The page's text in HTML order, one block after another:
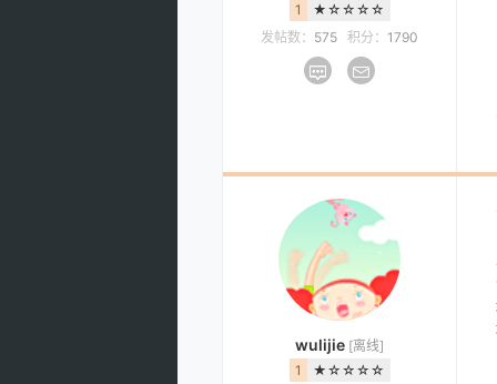
1
★☆☆☆☆
发帖数： 575 积分： 1790
wulijie [离线]
1
★☆☆☆☆